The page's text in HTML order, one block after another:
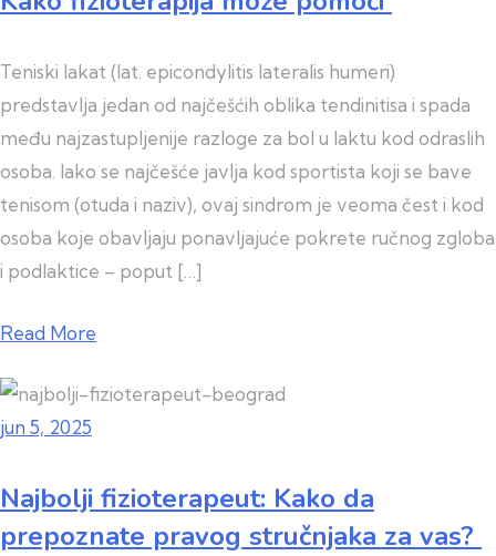
Teniski lakat (lat. epicondylitis lateralis humeri)
predstavlja jedan od najčešćih oblika tendinitisa i spada
među najzastupljenije razloge za bol u laktu kod odraslih
osoba. Iako se najčešće javlja kod sportista koji se bave
tenisom (otuda i naziv), ovaj sindrom je veoma čest i kod
osoba koje obavljaju ponavljajuće pokrete ručnog zgloba
i podlaktice – poput […]
Read More
jun 5, 2025
Najbolji fizioterapeut: Kako da
prepoznate pravog stručnjaka za vas?